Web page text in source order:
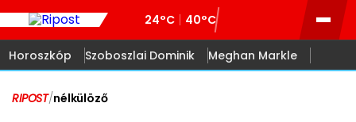
24°C 40°C
Horoszkóp Szoboszlai Dominik Meghan Markle
RIPOST/nélkülöző